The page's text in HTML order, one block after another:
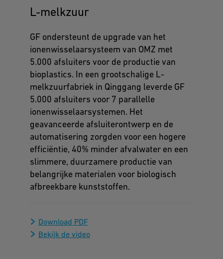
L-melkzuur
GF ondersteunt de upgrade van het
ionenwisselaarsysteem van OMZ met
5.000 afsluiters voor de productie van
bioplastics. In een grootschalige L-
melkzuurfabriek in Qinggang leverde GF
5.000 afsluiters voor 7 parallelle
ionenwisselaarsystemen. Het
geavanceerde afsluiterontwerp en de
automatisering zorgden voor een hogere
efficiëntie, 40% minder afvalwater en een
slimmere, duurzamere productie van
belangrijke materialen voor biologisch
afbreekbare kunststoffen.
Download PDF
Bekijk de video